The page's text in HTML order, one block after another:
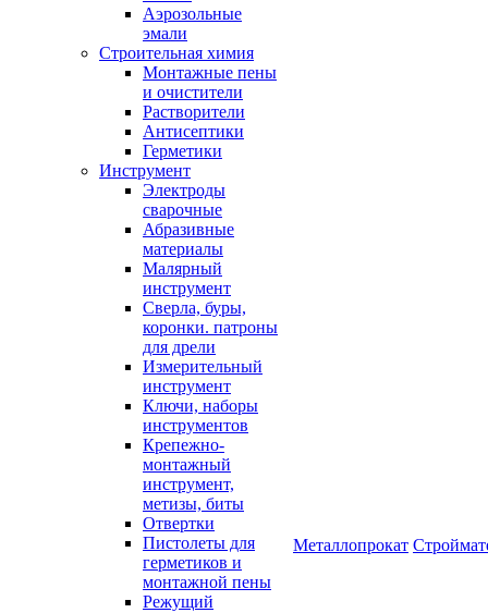
Аэрозольные
эмали
Строительная химия
Монтажные пены
и очистители
Растворители
Антисептики
Герметики
Инструмент
Электроды
сварочные
Абразивные
материалы
Малярный
инструмент
Сверла, буры,
коронки. патроны
для дрели
Измерительный
инструмент
Ключи, наборы
инструментов
Крепежно-
монтажный
инструмент,
метизы, биты
Отвертки
Пистолеты для
герметиков и
монтажной пены
Режущий
Металлопрокат